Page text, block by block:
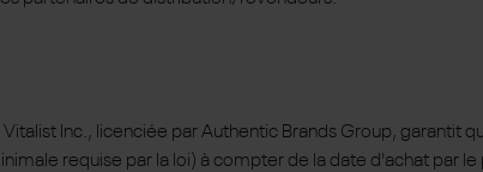
Inc., licenciée par Authentic Brands Group,
requise par la loi) à compter de la date d'achat par